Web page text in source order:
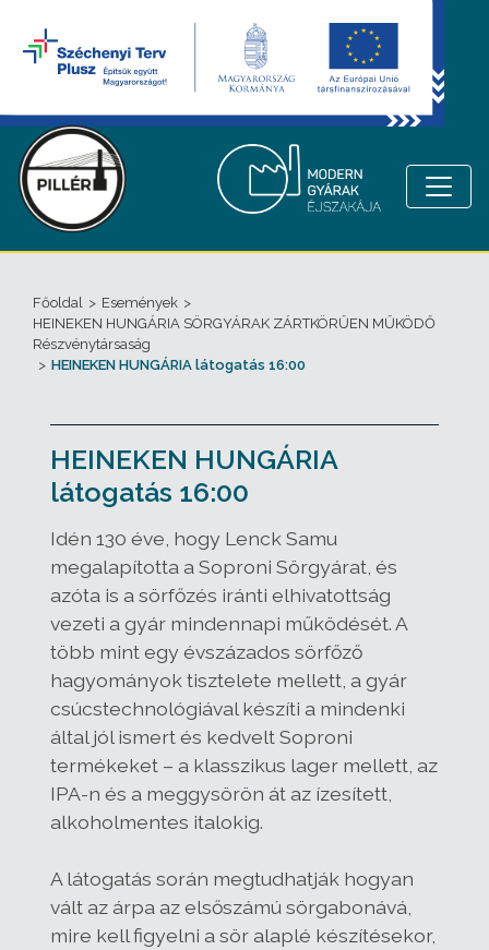
Főoldal > Események >
HEINEKEN HUNGÁRIA SÖRGYÁRAK ZÁRTKÖRŰEN MŰKÖDŐ
Részvénytársaság
> HEINEKEN HUNGÁRIA látogatás 16:00
HEINEKEN HUNGÁRIA
látogatás 16:00
Idén 130 éve, hogy Lenck Samu
megalapította a Soproni Sörgyárat, és
azóta is a sörfőzés iránti elhivatottság
vezeti a gyár mindennapi működését. A
több mint egy évszázados sörfőző
hagyományok tisztelete mellett, a gyár
csúcstechnológiával készíti a mindenki
által jól ismert és kedvelt Soproni
termékeket – a klasszikus lager mellett, az
IPA-n és a meggysörön át az ízesített,
alkoholmentes italokig.
A látogatás során megtudhatják hogyan
vált az árpa az elsőszámú sörgabonává,
mire kell figyelni a sör alaplé készítésekor,